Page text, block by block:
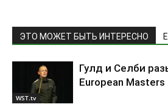
ЭТО МОЖЕТ БЫТЬ ИНТЕРЕСНО
WST.tv
Гулд и Селби
European Masters